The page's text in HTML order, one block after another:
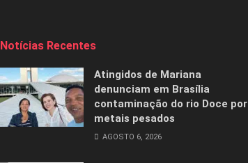
Notícias Recentes
Atingidos de Mariana
denunciam em Brasília
contaminação do rio Doce por
metais pesados
AGOSTO 6, 2026